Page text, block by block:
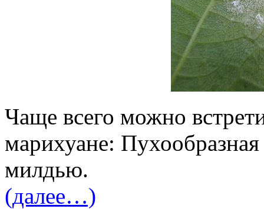
Чаще всего можно
марихуане:
милдью.
(далее…)